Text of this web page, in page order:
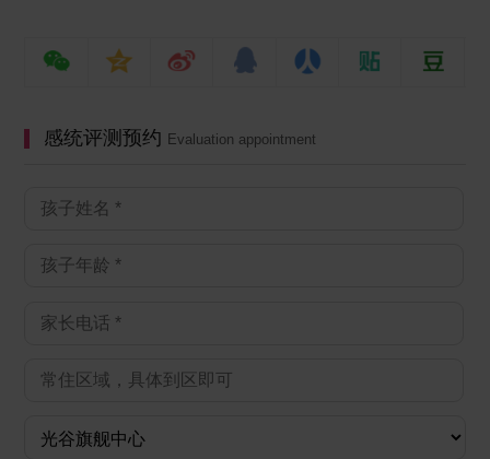
感统评测预约 Evaluation appointment